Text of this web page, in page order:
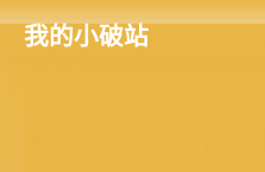
我的小破站